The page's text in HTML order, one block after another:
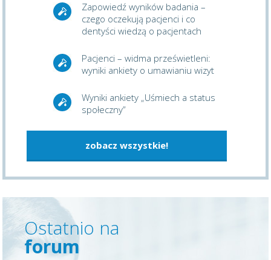
Zapowiedź wyników badania –
czego oczekują pacjenci i co
dentyści wiedzą o pacjentach
Pacjenci – widma prześwietleni:
wyniki ankiety o umawianiu wizyt
Wyniki ankiety „Uśmiech a status
społeczny”
zobacz wszystkie!
Ostatnio na
forum